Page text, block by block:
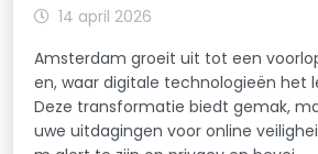
14 april 2026
Amsterdam groeit uit tot een
en, waar digitale technologieën het
Deze transformatie biedt gemak,
uwe uitdagingen voor online